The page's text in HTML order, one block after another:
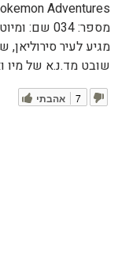
מגיע לעיר
שובט מד.נ.א של מיו
אהבתי 7